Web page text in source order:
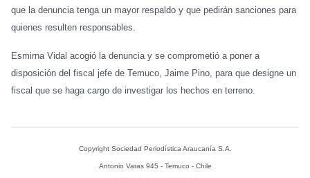
que la denuncia tenga un mayor respaldo y que pedirán sanciones para
quienes resulten responsables.
Esmirna Vidal acogió la denuncia y se comprometió a poner a
disposición del fiscal jefe de Temuco, Jaime Pino, para que designe un
fiscal que se haga cargo de investigar los hechos en terreno.
Copyright Sociedad Periodística Araucanía S.A.
Antonio Varas 945 - Temuco - Chile